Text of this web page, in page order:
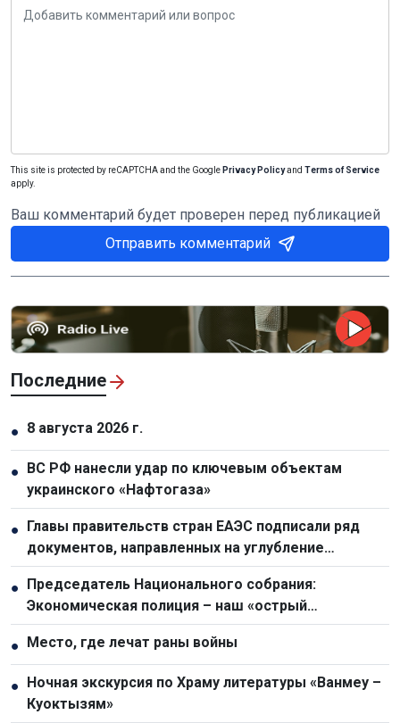
This site is protected by reCAPTCHA and the Google Privacy Policyand Terms of Service
apply.
Ваш комментарий будет проверен перед публикацией
Отправить комментарий
Последние
● 8 августа 2026 г.
● ВС РФ нанесли удар по ключевым объектам
украинского «Нафтогаза»
● Главы правительств стран ЕАЭС подписали ряд
документов, направленных на углубление
интеграции
● Председатель Национального собрания:
Экономическая полиция – наш «острый
драгоценный меч» в борьбе с преступностью
● Место, где лечат раны войны
● Ночная экскурсия по Храму литературы «Ванмеу –
Куоктызям»